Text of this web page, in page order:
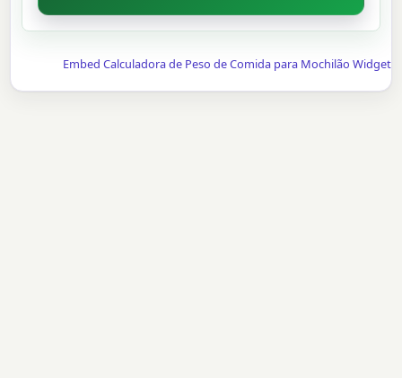
Embed Calculadora de Peso de Comida para Mochilão Widget